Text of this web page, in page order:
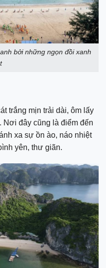
bởi những ngọn đồi xanh
trắng mịn trải dài, ôm lấy
Nơi đây cũng là điểm đến
xa sự ồn ào, náo nhiệt
yên, thư giãn.